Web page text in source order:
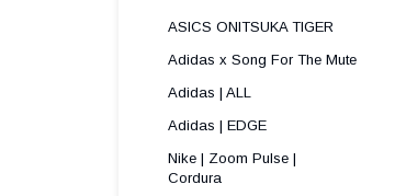
ASICS ONITSUKA TIGER
Adidas x Song For The Mute
Adidas | ALL
Adidas | EDGE
Nike | Zoom Pulse |